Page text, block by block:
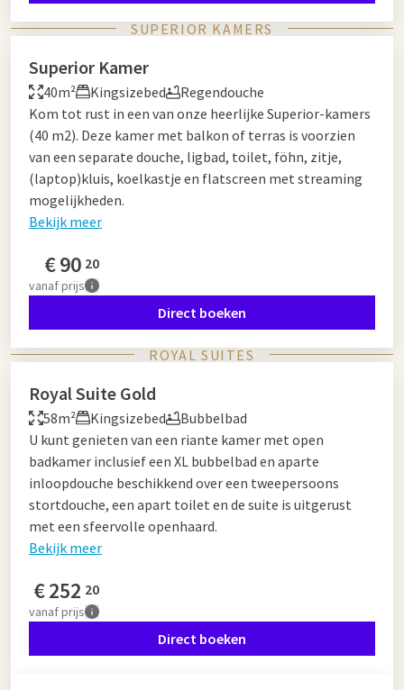
SUPERIOR KAMERS
Superior Kamer
40m² Kingsizebed
Regendouche
Kom tot rust in een van onze heerlijke Superior-kamers
(40 m2). Deze kamer met balkon of terras is voorzien
van een separate douche, ligbad, toilet, föhn, zitje,
(laptop)kluis, koelkastje en flatscreen met streaming
mogelijkheden.
Bekijk meer
€90 20
vanafprijs
Direct boeken
ROYAL SUITES
Royal Suite Gold
58m² Kingsizebed
Bubbelbad
U kunt genieten van een riante kamer met open
badkamer inclusief een XL bubbelbad en aparte
inloopdouche beschikkend over een tweepersoons
stortdouche, een apart toilet en de suite is uitgerust
met een sfeervolle openhaard.
Bekijk meer
€252 20
vanafprijs
Direct boeken